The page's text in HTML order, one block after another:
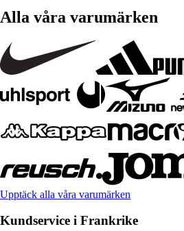
Alla våra varumärken
Upptäck alla våra varumärken
Kundservice i Frankrike